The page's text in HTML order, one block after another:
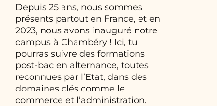
Depuis 25 ans, nous sommes
présents partout en France, et en
2023, nous avons inauguré notre
campus à Chambéry ! Ici, tu
pourras suivre des formations
post-bac en alternance, toutes
reconnues par l’Etat, dans des
domaines clés comme le
commerce et l’administration.